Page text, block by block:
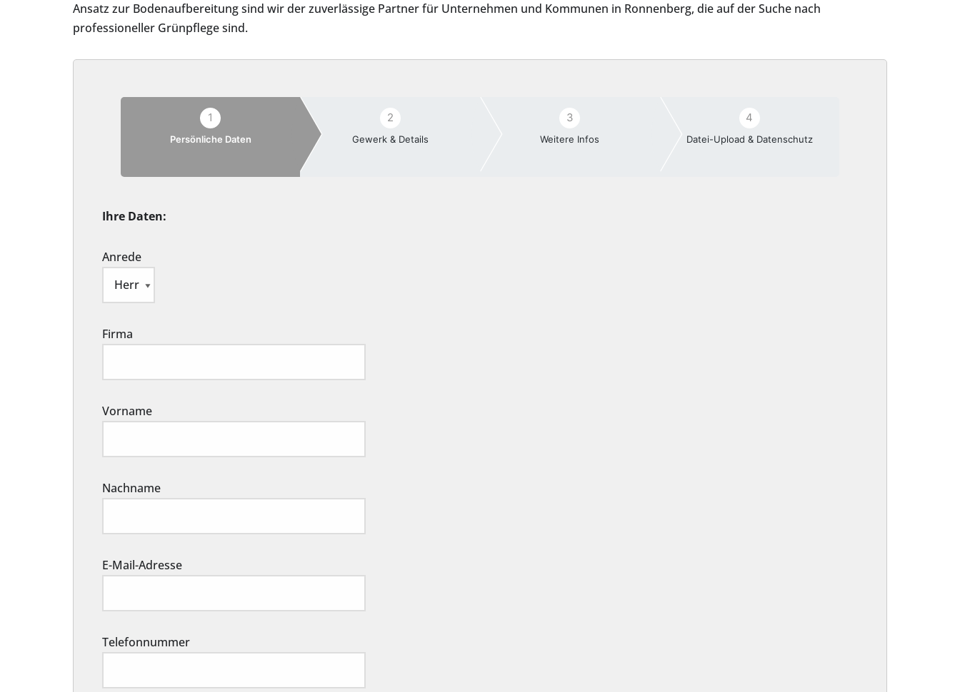
Ansatz zur Bodenaufbereitung sind wir der zuverlässige Partner für Unternehmen und Kommunen in Ronnenberg, die auf der Suche nach
professioneller Grünpflege sind.
1
Persönliche Daten
2
Gewerk & Details
3
Weitere Infos
4
Datei-Upload & Datenschutz
Ihre Daten:
Anrede
Firma
Vorname
Nachname
E-Mail-Adresse
Telefonnummer